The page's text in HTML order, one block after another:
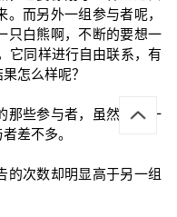
而另外一组参与者呢，
只白熊啊，不断的要想一
它同样进行自由联系，有
怎么样呢？
那些参与者，虽然在第一
差不多。
的次数却明显高于另一组